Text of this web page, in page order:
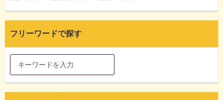
フリーワードで探す